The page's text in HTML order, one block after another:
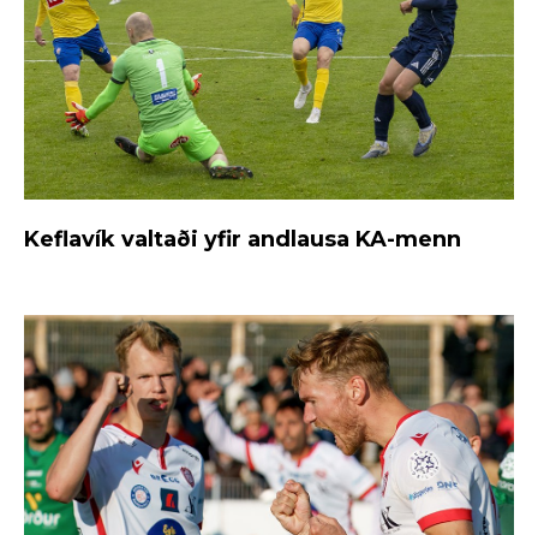
Keflavík valtaði yfir andlausa KA-menn